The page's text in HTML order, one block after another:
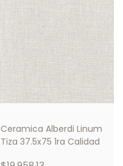
Ceramica Alberdi Linum
Tiza 37.5x75 1ra Calidad